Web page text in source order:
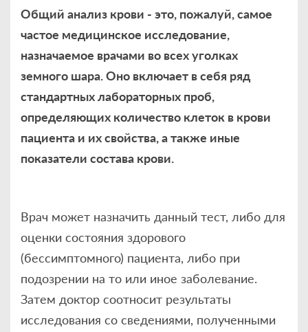
Общий анализ крови - это, пожалуй, самое
частое медицинское исследование,
назначаемое врачами во всех уголках
земного шара. Оно включает в себя ряд
стандартных лабораторных проб,
определяющих количество клеток в крови
пациента и их свойства, а также иные
показатели состава крови.
Врач может назначить данный тест, либо для
оценки состояния здорового
(бессимптомного) пациента, либо при
подозрении на то или иное заболевание.
Затем доктор соотносит результаты
исследования со сведениями, полученными